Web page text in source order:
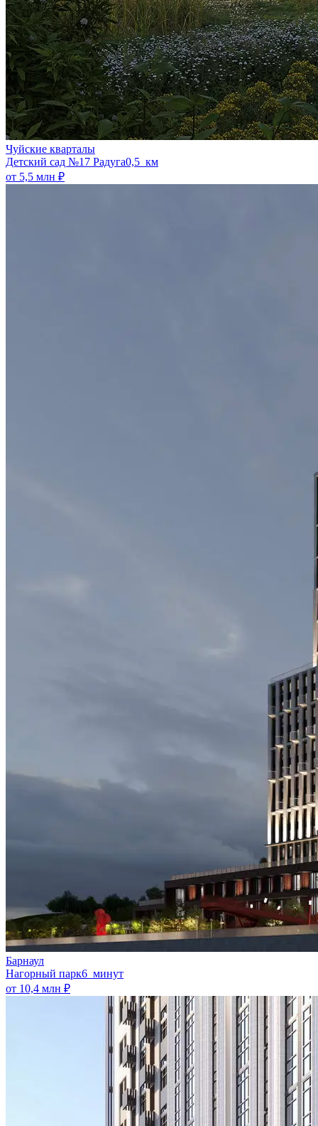
Чуйские кварталы
​Детский сад №17 Радуга0,5 км
от 5,5 млн ₽
Барнаул
Нагорный парк6 минут
от 10,4 млн ₽